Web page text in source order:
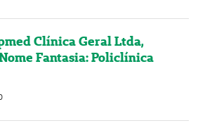
Clínica Geral Ltda,
Fantasia: Policlínica